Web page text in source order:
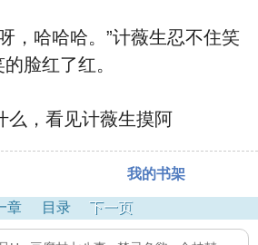
，哈哈哈。”计薇生忍不住笑
脸红了红。
，看见计薇生摸阿
我的书架
章 目录 下一页